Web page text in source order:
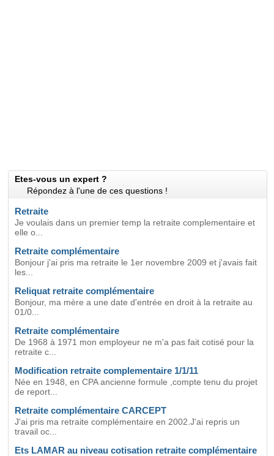
Etes-vous un expert ?
Répondez à l'une de ces questions !
Retraite
Je voulais dans un premier temp la retraite complementaire et
elle o...
Retraite complémentaire
Bonjour j'ai pris ma retraite le 1er novembre 2009 et j'avais fait
les...
Reliquat retraite complémentaire
Bonjour, ma mère a une date d'entrée en droit à la retraite au
01/0...
Retraite complémentaire
De 1968 à 1971 mon employeur ne m'a pas fait cotisé pour la
retraite c...
Modification retraite complementaire 1/1/11
Née en 1948, en CPA ancienne formule ,compte tenu du projet
de report...
Retraite complémentaire CARCEPT
J'ai pris ma retraite complémentaire en 2002.J'ai repris un
travail oc...
Ets LAMAR au niveau cotisation retraite complémentaire